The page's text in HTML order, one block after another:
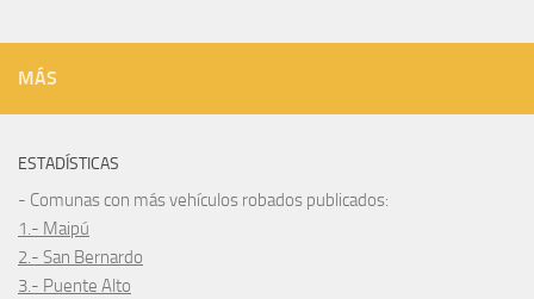
MÁS
ESTADÍSTICAS
- Comunas con más vehículos robados publicados:
1.- Maipú
2.- San Bernardo
3.- Puente Alto